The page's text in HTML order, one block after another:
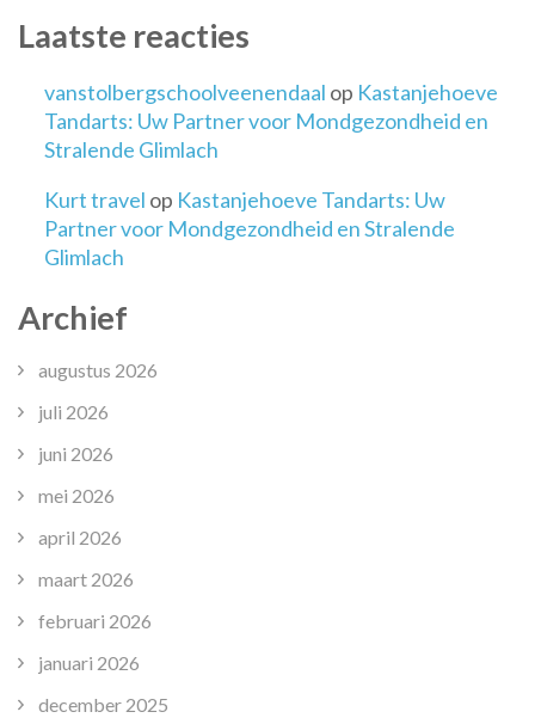
Laatste reacties
vanstolbergschoolveenendaal op Kastanjehoeve
Tandarts: Uw Partner voor Mondgezondheid en
Stralende Glimlach
Kurt travel op Kastanjehoeve Tandarts: Uw
Partner voor Mondgezondheid en Stralende
Glimlach
Archief
augustus 2026
juli 2026
juni 2026
mei 2026
april 2026
maart 2026
februari 2026
januari 2026
december 2025